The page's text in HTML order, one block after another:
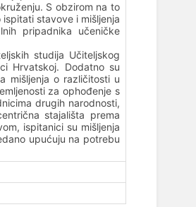
S obzirom na to
stavove i mišljenja
pripadnika učeničke
studija Učiteljskog
Hrvatskoj. Dodatno su
mišljenja o različitosti u
za ophođenje s
drugih narodnosti,
stajališta prema
ispitanici su mišljenja
upućuju na potrebu